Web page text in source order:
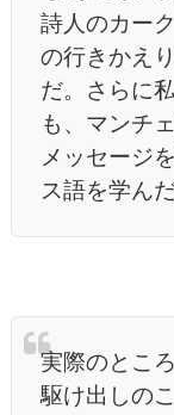
詩人のカー
の行きかえ
だ。さらに
も、マンチ
メッセージ
ス語を学ん
実際のとこ
駆け出しの